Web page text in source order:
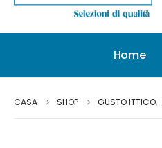
Home
CASA SHOP GUSTO ITTICO,